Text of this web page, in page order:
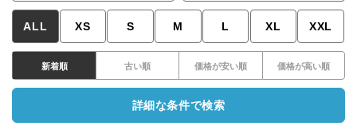
ALL XS S M L XL XXL
新着順 古い順 価格が安い順 価格が高い順
詳細な条件で検索